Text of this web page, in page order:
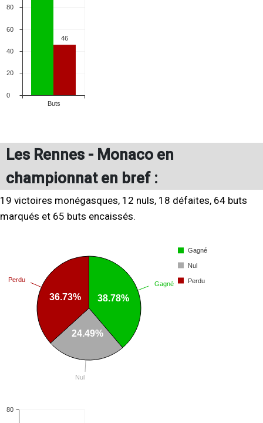
Les Rennes - Monaco en
championnat en bref :
19 victoires monégasques, 12 nuls, 18 défaites, 64 buts
marqués et 65 buts encaissés.